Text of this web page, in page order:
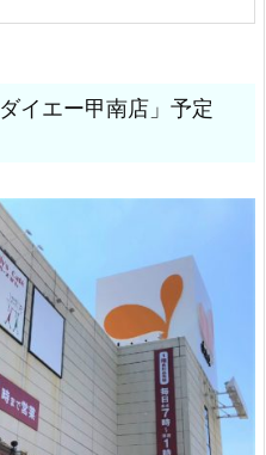
イエー甲南店」予定